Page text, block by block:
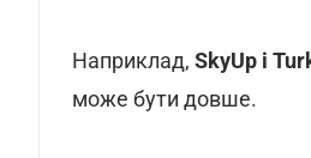
Наприклад, SkyUp і
може бути довше.